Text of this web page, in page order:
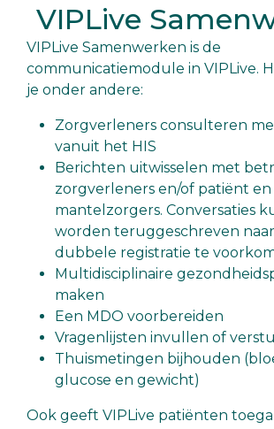
VIPLive
VIPLive Samenwerken is de
communicatiemodule in VIPLive.
je onder andere:
Zorgverleners consulteren
vanuit het HIS
Berichten uitwisselen met
zorgverleners en/of patiënt en
mantelzorgers. Conversaties
worden teruggeschreven
dubbele registratie te
Multidisciplinaire
maken
Een MDO voorbereiden
Vragenlijsten invullen of
Thuismetingen bijhouden
glucose en gewicht)
Ook geeft VIPLive patiënten